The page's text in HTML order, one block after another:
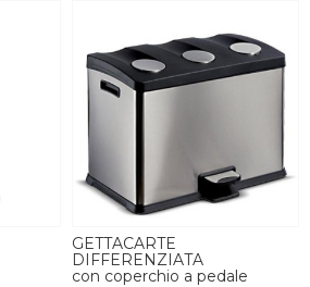
GETTACARTE
DIFFERENZIATA
con coperchio a pedale